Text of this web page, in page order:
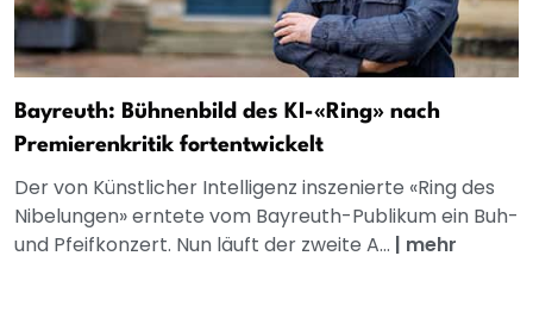
Bayreuth: Bühnenbild des KI-«Ring» nach
Premierenkritik fortentwickelt
Der von Künstlicher Intelligenz inszenierte «Ring des
Nibelungen» erntete vom Bayreuth-Publikum ein Buh-
und Pfeifkonzert. Nun läuft der zweite A... | mehr